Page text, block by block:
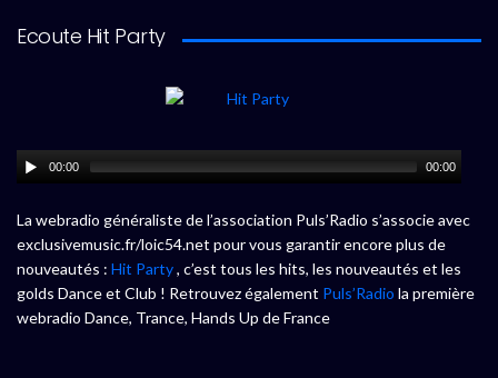
Ecoute Hit Party
00:00 00:00
La webradio généraliste de l’association Puls’Radio s’associe avec
exclusivemusic.fr/loic54.net pour vous garantir encore plus de
nouveautés : Hit Party, c’est tous les hits, les nouveautés et les
golds Dance et Club ! Retrouvez également Puls’Radio la première
webradio Dance, Trance, Hands Up de France